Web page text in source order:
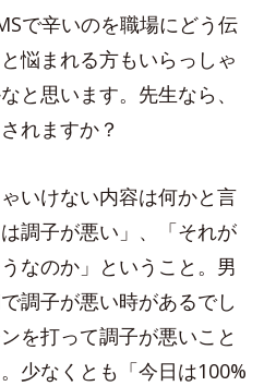
で辛いのを職場にどう伝
悩まれる方もいらっしゃ
と思います。先生なら、
れますか？
いけない内容は何かと言
調子が悪い」、「それが
なのか」ということ。男
調子が悪い時があるでし
を打って調子が悪いこと
少なくとも「今日は100%